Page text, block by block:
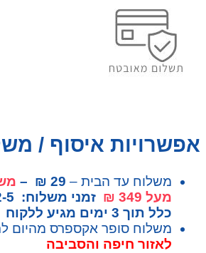
אפשרויות איסוף /
משלוח עד הבית – 29 ₪ –
מעל 349 ₪
כלל תוך 3 ימים מגיע ללקוח
משלוח סופר אקספרס מהיום להיום
לאזור חיפה והסביבה